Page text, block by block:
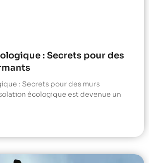
: Secrets pour des
: Secrets pour des murs
écologique est devenue un